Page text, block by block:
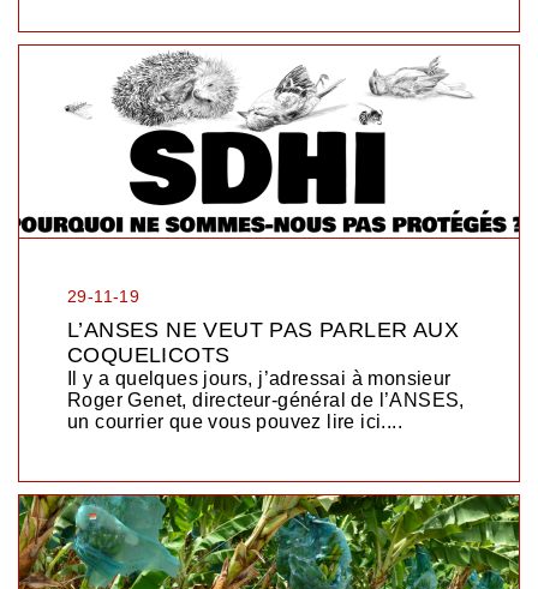
29-11-19
L’ANSES NE VEUT PAS PARLER AUX
COQUELICOTS
Il y a quelques jours, j’adressai à monsieur
Roger Genet, directeur-général de l’ANSES,
un courrier que vous pouvez lire ici....